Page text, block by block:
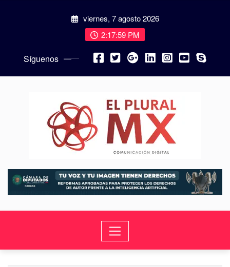
viernes, 7 agosto 2026
2:18:00 PM
Síguenos